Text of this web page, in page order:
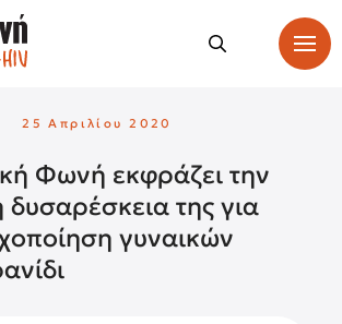
25 Απριλίου 2020
Φωνή εκφράζει την
δυσαρέσκεια της για
γυναικών